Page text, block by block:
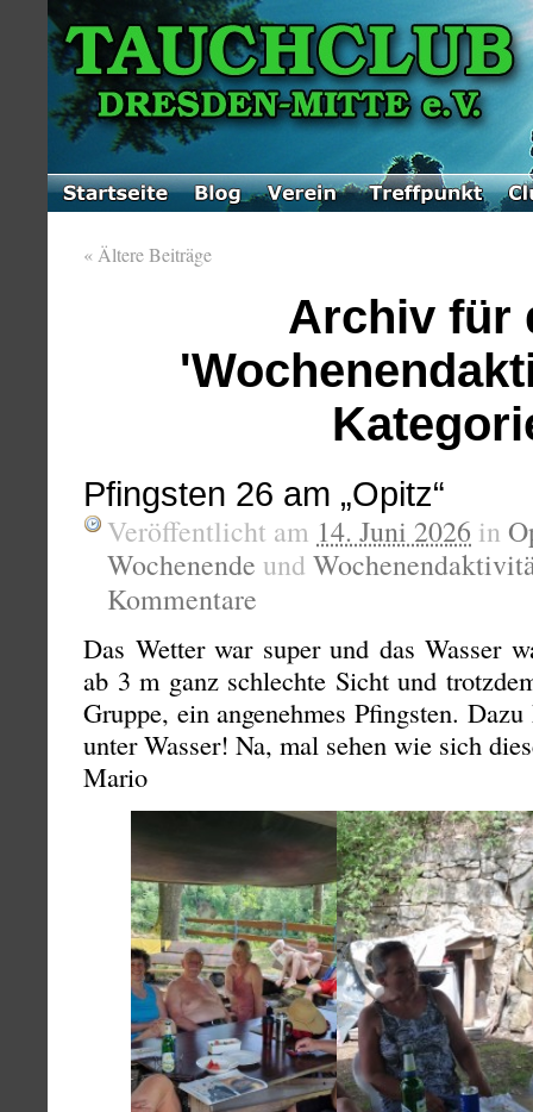
« Ältere Beiträge
Archiv für
Pfingsten 26 am „Opitz“
Veröffentlicht am 14. Juni 2026 in
Wochenende und
Kommentare
Das Wetter war super und das Wasser
ab 3 m ganz schlechte Sicht und
Gruppe, ein angenehmes Pfingsten.
unter Wasser! Na, mal sehen wie sich
Mario